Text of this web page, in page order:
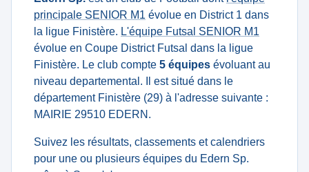
principale SENIOR M1 évolue en District 1 dans
la ligue Finistère. L'équipe Futsal SENIOR M1
évolue en Coupe District Futsal dans la ligue
Finistère. Le club compte 5 équipes évoluant au
niveau departemental. Il est situé dans le
département Finistère (29) à l'adresse suivante :
MAIRIE 29510 EDERN.
Suivez les résultats, classements et calendriers
pour une ou plusieurs équipes du Edern Sp.